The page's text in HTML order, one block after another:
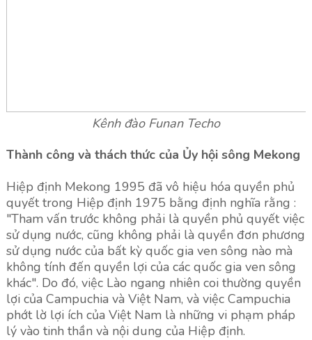
Kênh đào Funan Techo
Thành công và thách thức của Ủy hội sông Mekong
Hiệp định Mekong 1995 đã vô hiệu hóa quyền phủ
quyết trong Hiệp định 1975 bằng định nghĩa rằng :
"Tham vấn trước không phải là quyền phủ quyết việc
sử dụng nước, cũng không phải là quyền đơn phương
sử dụng nước của bất kỳ quốc gia ven sông nào mà
không tính đến quyền lợi của các quốc gia ven sông
khác". Do đó, việc Lào ngang nhiên coi thường quyền
lợi của Campuchia và Việt Nam, và việc Campuchia
phớt lờ lợi ích của Việt Nam là những vi phạm pháp
lý vào tinh thần và nội dung của Hiệp định.